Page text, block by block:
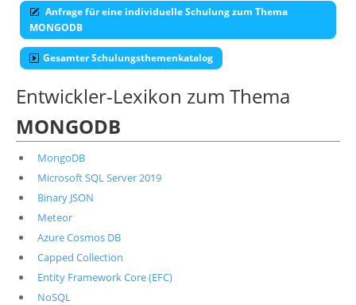
Anfrage für eine individuelle Schulung zum Thema
MONGODB
Gesamter Schulungsthemenkatalog
Entwickler-Lexikon zum Thema
MONGODB
MongoDB
Microsoft SQL Server 2019
Binary JSON
Meteor
Azure Cosmos DB
Capped Collection
Entity Framework Core (EFC)
NoSQL